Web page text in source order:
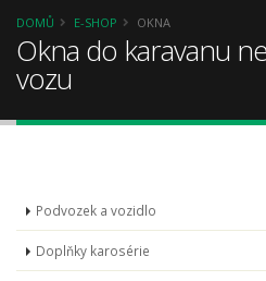
DOMŮ E-SHOP OKNA
Okna do karavanu
vozu
Podvozek a vozidlo
Doplňky karosérie